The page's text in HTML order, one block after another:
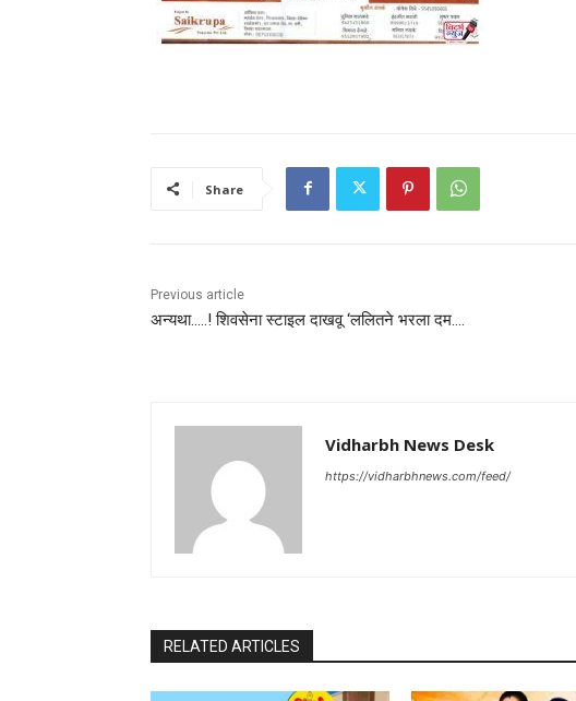
Share
Previous article
अन्यथा…..! शिवसेना स्टाइल दाखवू ‘ललितने भरला दम….
Vidharbh News Desk
https://vidharbhnews.com/feed/
RELATED ARTICLES